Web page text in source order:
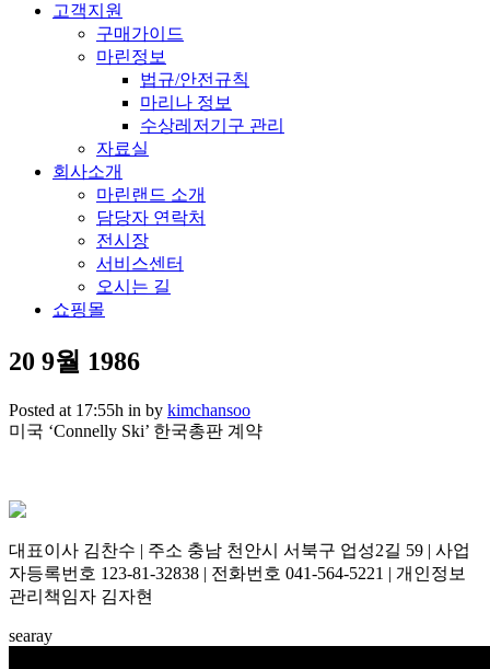
고객지원
구매가이드
마린정보
법규/안전규칙
마리나 정보
수상레저기구 관리
자료실
회사소개
마린랜드 소개
담당자 연락처
전시장
서비스센터
오시는 길
쇼핑몰
20 9월 1986
Posted at 17:55h in by kimchansoo
미국 ‘Connelly Ski’ 한국총판 계약
대표이사 김찬수 | 주소 충남 천안시 서북구 업성2길 59 | 사업
자등록번호 123-81-32838 | 전화번호 041-564-5221 | 개인정보
관리책임자 김자현
searay